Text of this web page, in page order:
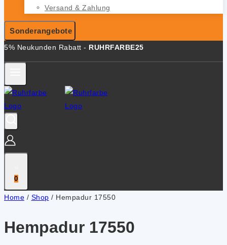
Versand & Zahlung
Sonderangebote
5% Neukunden Rabatt - RUHRFARBE25
0
Home / Shop / Hempadur 17550
Hempadur 17550